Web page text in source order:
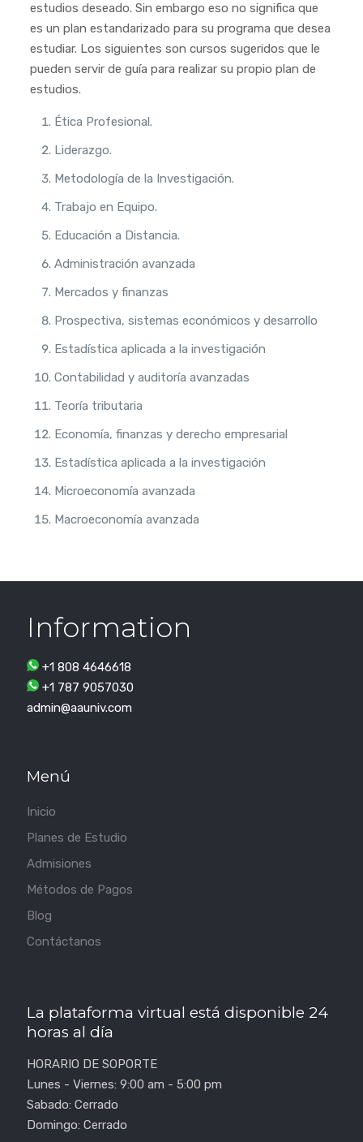
estudios deseado. Sin embargo eso no significa que
es un plan estandarizado para su programa que desea
estudiar. Los siguientes son cursos sugeridos que le
pueden servir de guía para realizar su propio plan de
estudios.
Ética Profesional.
Liderazgo.
Metodología de la Investigación.
Trabajo en Equipo.
Educación a Distancia.
Administración avanzada
Mercados y finanzas
Prospectiva, sistemas económicos y desarrollo
Estadística aplicada a la investigación
Contabilidad y auditoría avanzadas
Teoría tributaria
Economía, finanzas y derecho empresarial
Estadística aplicada a la investigación
Microeconomía avanzada
Macroeconomía avanzada
Information
+1 808 4646618
+1 787 9057030
admin@aauniv.com
Menú
Inicio
Planes de Estudio
Admisiones
Métodos de Pagos
Blog
Contáctanos
La plataforma virtual está disponible 24
horas al día
HORARIO DE SOPORTE
Lunes - Viernes: 9:00 am - 5:00 pm
Sabado: Cerrado
Domingo: Cerrado